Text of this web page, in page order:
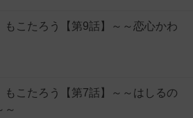
こたろう【第9話】～～恋心かわ
こたろう【第7話】～～はしるの
～